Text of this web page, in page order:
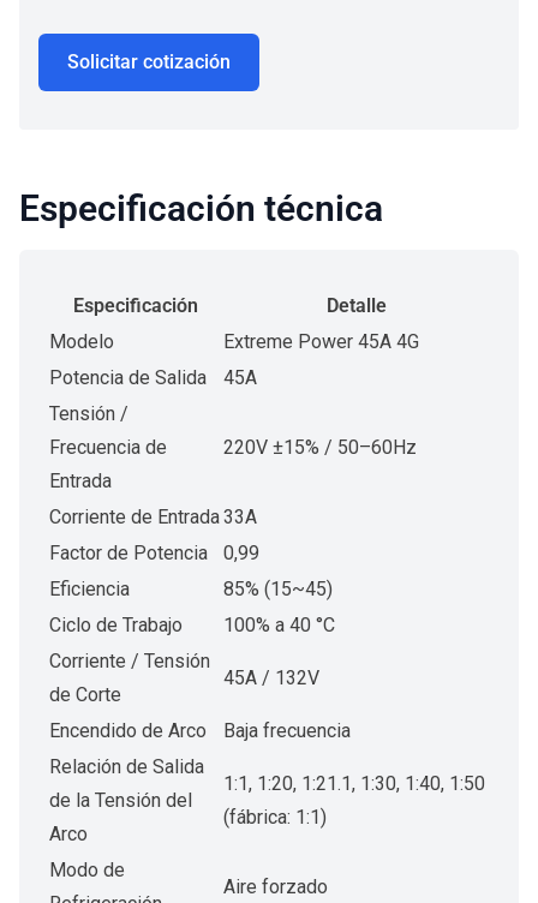
Solicitar cotización
Especificación técnica
Especificación
Detalle
Modelo
Extreme Power 45A 4G
Potencia de Salida
45A
Tensión /
Frecuencia de
Entrada
220V ±15% / 50–60Hz
Corriente de Entrada33A
Factor de Potencia
0,99
Eficiencia
85% (15~45)
Ciclo de Trabajo
100% a 40 °C
Corriente / Tensión
de Corte
45A / 132V
Encendido de Arco
Baja frecuencia
Relación de Salida
de la Tensión del
Arco
1:1, 1:20, 1:21.1, 1:30, 1:40, 1:50
(fábrica: 1:1)
Modo de
Aire forzado